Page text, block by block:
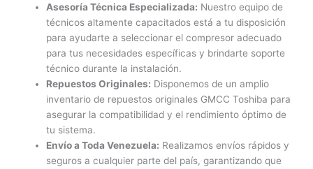
Asesoría Técnica Especializada: Nuestro equipo de
técnicos altamente capacitados está a tu disposición
para ayudarte a seleccionar el compresor adecuado
para tus necesidades específicas y brindarte soporte
técnico durante la instalación.
Repuestos Originales: Disponemos de un amplio
inventario de repuestos originales GMCC Toshiba para
asegurar la compatibilidad y el rendimiento óptimo de
tu sistema.
Envío a Toda Venezuela: Realizamos envíos rápidos y
seguros a cualquier parte del país, garantizando que